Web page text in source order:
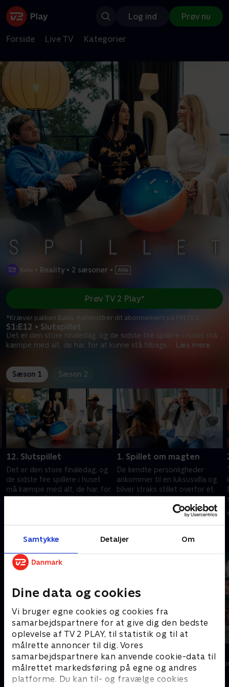
Samtykke Detaljer Om
Dine data og cookies
Vi bruger egne cookies og cookies fra
samarbejdspartnere for at give dig den bedste
oplevelse af TV 2 PLAY, til statistik og til at
målrette annoncer til dig. Vores
samarbejdspartnere kan anvende cookie-data til
målrettet markedsføring på egne og andres
platforme. Du kan til- og fravælge cookies
Log ind Prøv nu
Forside Live TV Kategorier
• Reality • 2 sæsoner •
S1:E12 • Slutspillet
Det er den store finaledag, og de sidste fire spillere i huset må
kæmpe med alt, de har, for at kunne stå tilbage... Læs mere
Prøv TV 2 Play*
*Kræver pakken Basis. Administrer dit abonnement på Mit TV 2.
Sæson 1 Sæson 2
12. Slutspillet
Det er den store finaledag, og
de sidste fire spillere i huset
må kæmpe med alt, de har, for
at kunne stå tilbage med
1. Spillet om magten
De kendte personligheder
ankommer til en luksusvilla og
bliver straks stillet overfor et
svært valg.
1. januar 2026 • 62 min
Andre så også
Forræder
Reality • 4 sæsoner
Korpset
Reality • 8